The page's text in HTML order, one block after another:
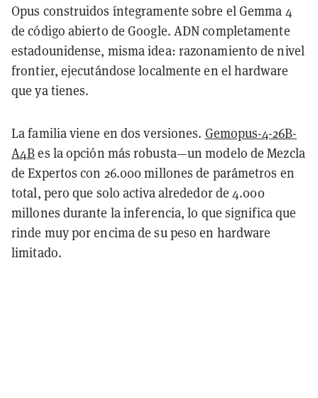
Opus construidos íntegramente sobre el Gemma 4
de código abierto de Google. ADN completamente
estadounidense, misma idea: razonamiento de nivel
frontier, ejecutándose localmente en el hardware
que ya tienes.
La familia viene en dos versiones. Gemopus-4-26B-
A4Bes la opción más robusta—un modelo de Mezcla
de Expertos con 26.000 millones de parámetros en
total, pero que solo activa alrededor de 4.000
millones durante la inferencia, lo que significa que
rinde muy por encima de su peso en hardware
limitado.